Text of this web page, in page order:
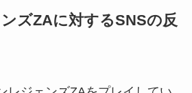
ズZAに対するSNSの反